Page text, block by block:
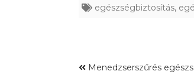
egészségbiztosítás,
Menedzserszűrés